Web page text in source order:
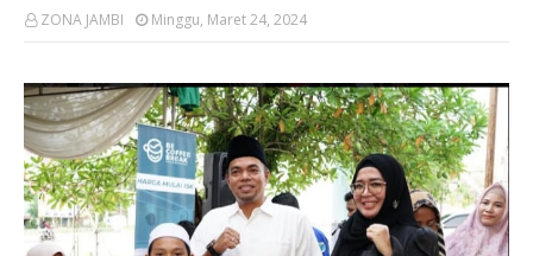
ZONA JAMBI Minggu, Maret 24, 2024